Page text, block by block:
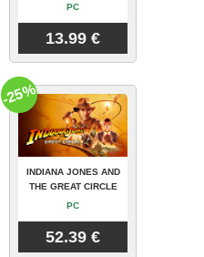
PC
13.99 €
INDIANA JONES AND
THE GREAT CIRCLE
PC
52.39 €
-25%